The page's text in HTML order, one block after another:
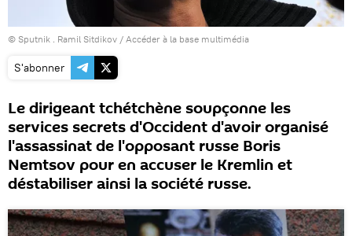
© Sputnik . Ramil Sitdikov / Accéder à la base multimédia
S'abonner
Le dirigeant tchétchène soupçonne les
services secrets d'Occident d'avoir organisé
l'assassinat de l'opposant russe Boris
Nemtsov pour en accuser le Kremlin et
déstabiliser ainsi la société russe.